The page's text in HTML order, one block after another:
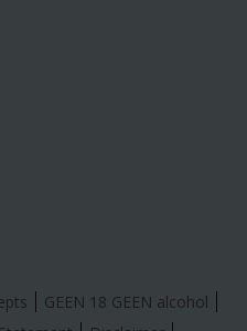
GEEN 18 GEEN alcohol